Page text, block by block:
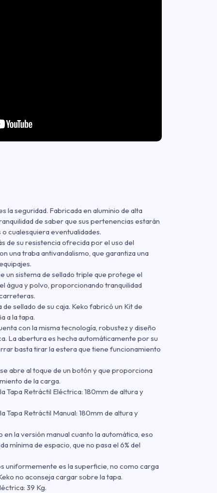
la seguridad. Fabricada en aluminio de alta
de saber que sus pertenencias estarán
cualesquiera eventualidades.
de su resistencia ofrecida por el uso del
una traba antivandalismo, que garantiza una
un sistema de sellado triple que protege el
água y polvo, proporcionando tranquilidad
sellado de su caja. Keko fabricó un Kit de
a la tapa.
con la misma tecnología, robustez y diseño
La abertura es hecha automáticamente por su
basta tirar la estera que tiene funcionamiento
abre al toque de un botón y que proporciona
de la carga.
Tapa Retráctil Eléctrica: 180mm de altura y
Tapa Retráctil Manual: 180mm de altura y
en la versión manual cuanto la automática, eso
mínima de espacio, que no pasa el 6% del
uniformemente es la superficie, no como carga
no aconseja cargar sobre la tapa.
39 Kg.